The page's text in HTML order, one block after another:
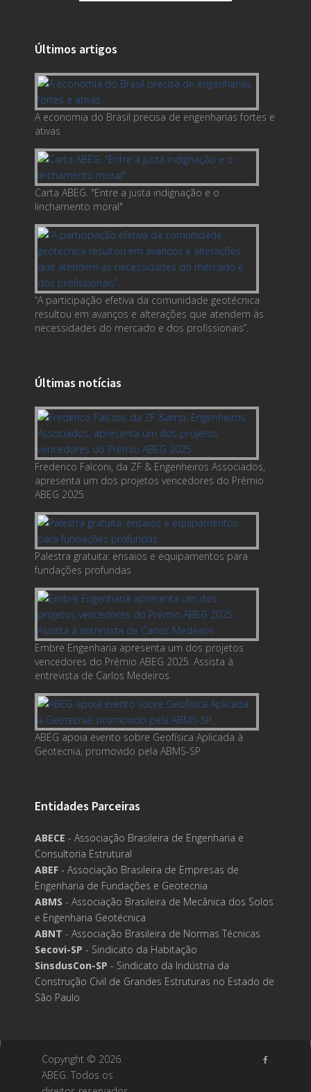
Últimos artigos
A economia do Brasil precisa de engenharias fortes e
ativas
Carta ABEG. "Entre a justa indignação e o
linchamento moral"
“A participação efetiva da comunidade geotécnica
resultou em avanços e alterações que atendem às
necessidades do mercado e dos profissionais”.
Últimas notícias
Frederico Falconi, da ZF & Engenheiros Associados,
apresenta um dos projetos vencedores do Prêmio
ABEG 2025
Palestra gratuita: ensaios e equipamentos para
fundações profundas
Embre Engenharia apresenta um dos projetos
vencedores do Prêmio ABEG 2025. Assista à
entrevista de Carlos Medeiros
ABEG apoia evento sobre Geofísica Aplicada à
Geotecnia, promovido pela ABMS-SP
Entidades Parceiras
ABECE - Associação Brasileira de Engenharia e
Consultoria Estrutural
ABEF - Associação Brasileira de Empresas de
Engenharia de Fundações e Geotecnia
ABMS - Associação Brasileira de Mecânica dos Solos
e Engenharia Geotécnica
ABNT - Associação Brasileira de Normas Técnicas
Secovi-SP - Sindicato da Habitação
SinsdusCon-SP - Sindicato da Indústria da
Construção Civil de Grandes Estruturas no Estado de
São Paulo
Copyright © 2026
ABEG. Todos os